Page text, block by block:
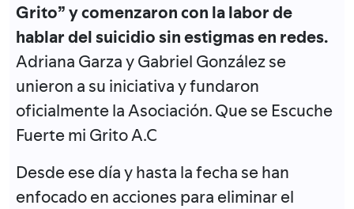
Grito” y comenzaron con la labor de
hablar del suicidio sin estigmas en redes.
Adriana Garza y Gabriel González se
unieron a su iniciativa y fundaron
oficialmente la Asociación. Que se Escuche
Fuerte mi Grito A.C
Desde ese día y hasta la fecha se han
enfocado en acciones para eliminar el